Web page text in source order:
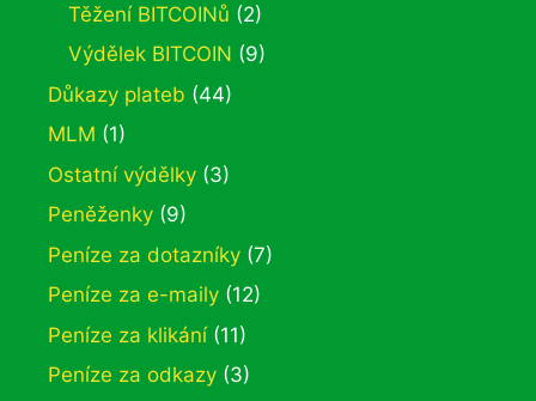
Těžení BITCOINů (2)
Výdělek BITCOIN (9)
Důkazy plateb (44)
MLM (1)
Ostatní výdělky (3)
Peněženky (9)
Peníze za dotazníky (7)
Peníze za e-maily (12)
Peníze za klikání(11)
Peníze za odkazy (3)